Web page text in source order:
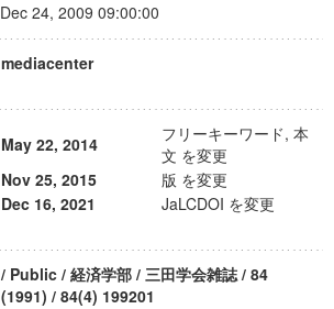
Dec 24, 2009 09:00:00
mediacenter
May 22, 2014
フリーキーワード, 本
文 を変更
Nov 25, 2015
版 を変更
Dec 16, 2021
JaLCDOI を変更
/ Public / 経済学部 / 三田学会雑誌 / 84
(1991) / 84(4) 199201